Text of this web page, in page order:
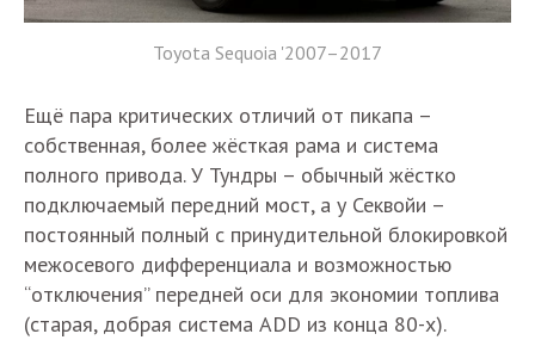
Toyota Sequoia '2007–2017
Ещё пара критических отличий от пикапа –
собственная, более жёсткая рама и система
полного привода. У Тундры – обычный жёстко
подключаемый передний мост, а у Секвойи –
постоянный полный с принудительной блокировкой
межосевого дифференциала и возможностью
“отключения” передней оси для экономии топлива
(старая, добрая система ADD из конца 80-х).